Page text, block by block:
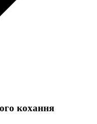
кохання